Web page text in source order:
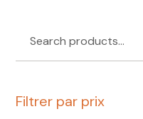
Filtrer par prix